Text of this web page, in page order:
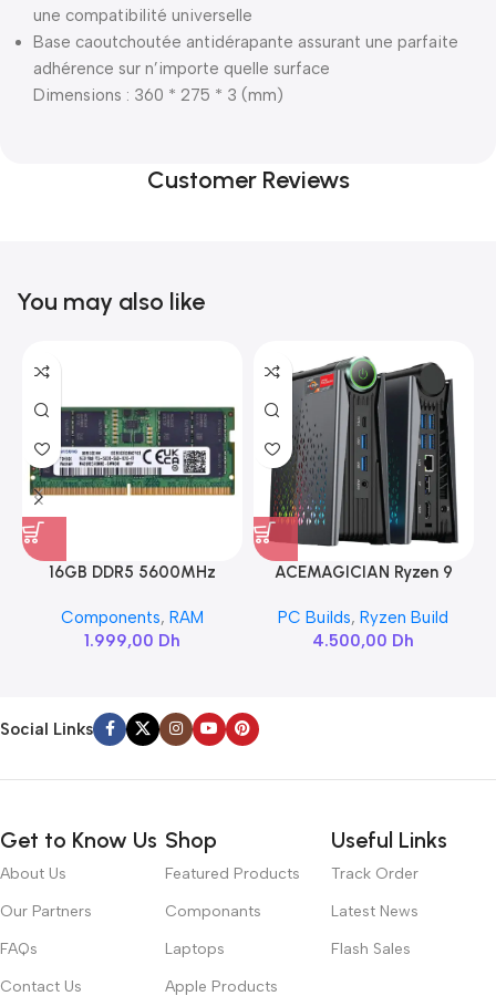
une compatibilité universelle
Base caoutchoutée antidérapante assurant une parfaite
adhérence sur n’importe quelle surface
Dimensions : 360 * 275 * 3 (mm)
Customer Reviews
You may also like
16GB DDR5 5600MHz
Components, RAM
1.999,00 Dh
ACEMAGICIAN Ryzen 9
PC Builds,Ryzen Build
4.500,00 Dh
Social Links
Get to Know Us
About Us
Our Partners
FAQs
Contact Us
Shop
Featured Products
Componants
Laptops
Apple Products
Useful Links
Track Order
Latest News
Flash Sales